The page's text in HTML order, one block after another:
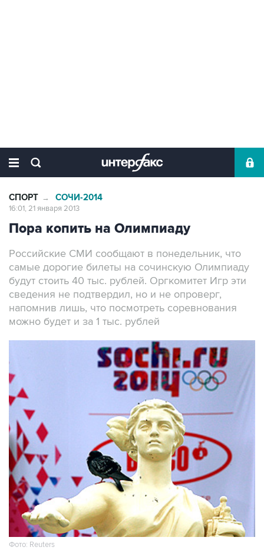
СПОРТ → СОЧИ-2014
16:01, 21 января 2013
Пора копить на Олимпиаду
Российские СМИ сообщают в понедельник, что
самые дорогие билеты на сочинскую Олимпиаду
будут стоить 40 тыс. рублей. Оргкомитет Игр эти
сведения не подтвердил, но и не опроверг,
напомнив лишь, что посмотреть соревнования
можно будет и за 1 тыс. рублей
Фото: Reuters